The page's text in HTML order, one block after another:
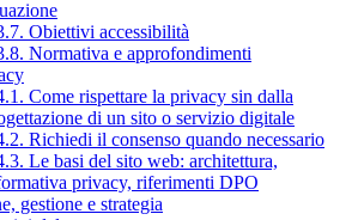
Obiettivi accessibilità
Normativa e approfondimenti
Come rispettare la privacy sin dalla
di un sito o servizio digitale
Richiedi il consenso quando necessario
Le basi del sito web: architettura,
privacy, riferimenti DPO
gestione e strategia